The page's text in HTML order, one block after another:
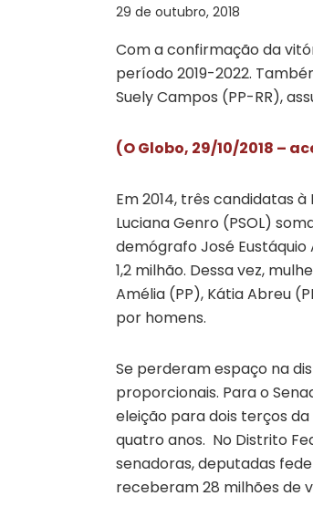
29 de outubro, 2018
Com a confirmação da
período 2019-2022.
Suely Campos (PP-RR),
(O Globo, 29/10/2018 –
Em 2014, três candidatas
Luciana Genro (PSOL)
demógrafo José Eustáquio
1,2 milhão. Dessa vez,
Amélia (PP), Kátia Abreu
por homens.
Se perderam espaço na
proporcionais. Para o
eleição para dois terços
quatro anos. No Distrito
senadoras, deputadas
receberam 28 milhões de